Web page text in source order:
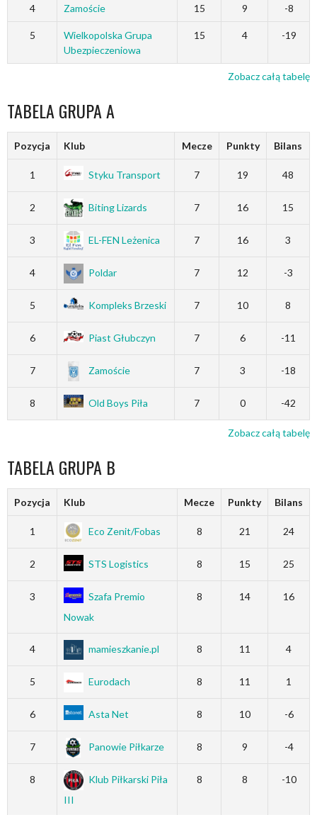
4 Zamoście 15 9 -8
5
Wielkopolska Grupa
Ubezpieczeniowa
15 4 -19
Zobacz całą tabelę
TABELA GRUPA A
Pozycja Klub Mecze Punkty Bilans
1 Styku Transport 7 19 48
2 Biting Lizards 7 16 15
3 EL-FEN Leżenica 7 16 3
4 Poldar 7 12 -3
5 Kompleks Brzeski 7 10 8
6 Piast Głubczyn 7 6 -11
7 Zamoście 7 3 -18
8 Old Boys Piła 7 0 -42
Zobacz całą tabelę
TABELA GRUPA B
Pozycja Klub Mecze Punkty Bilans
1 Eco Zenit/Fobas 8 21 24
2 STS Logistics 8 15 25
3
Szafa Premio
Nowak
8 14 16
4 mamieszkanie.pl 8 11 4
5 Eurodach 8 11 1
6 Asta Net 8 10 -6
7 Panowie Piłkarze 8 9 -4
8
Klub Piłkarski Piła
III
8 8 -10